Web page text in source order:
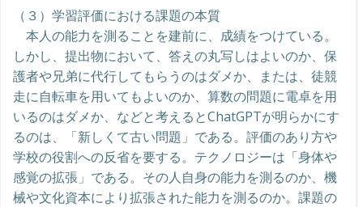
（３）学習評価における課題の本質
本人の能力を測ることを建前に、成績をつけている。
しかし、提出物において、答えの丸写しはよいのか、保
護者や兄弟に代行してもらうのはダメか、または、徒競
走に自転車を用いてもよいのか、算数の問題に電卓を用
いるのはダメか、などと考えるとChatGPTが明らかにす
るのは、「新しくて古い問題」である。評価のあり方や
学校の役割への反省を要する。テクノロジーは「身体や
感覚の拡張」である。その人自身の能力を測るのか、機
械や文化資本により拡張された能力を測るのか。課題の